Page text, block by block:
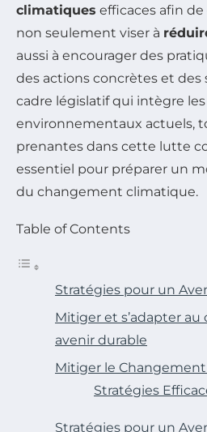
climatiques efficaces afin
non seulement viser à
aussi à encourager des
des actions concrètes et des
cadre législatif qui intègre
environnementaux actuels,
prenantes dans cette lutte
essentiel pour préparer un
du changement climatique.
Table of Contents
Stratégies pour un
Mitiger et s’adapter
avenir durable
Mitiger le
Stratégies
Stratégies pour un